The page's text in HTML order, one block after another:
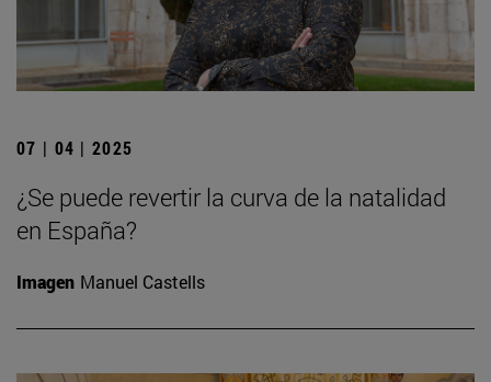
07 | 04 | 2025
¿Se puede revertir la curva de la natalidad
en España?
Imagen Manuel Castells